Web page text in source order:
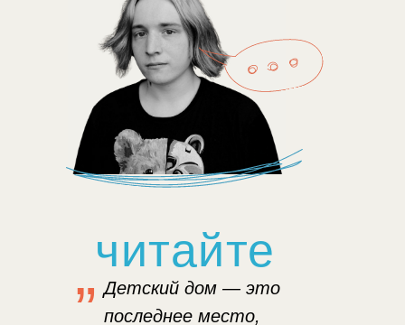
читайте
„ Детский дом — это
последнее место,